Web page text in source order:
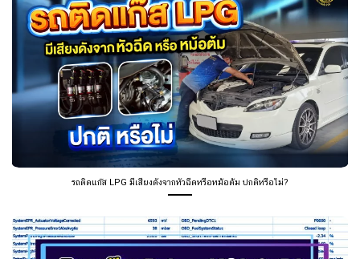
รถติดแก๊ส LPG มีเสียงดังจากหัวฉีดหรือหม้อต้ม ปกติหรือไม่?